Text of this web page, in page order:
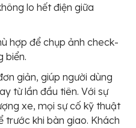
lo hết điện giữa
hợp để chụp ảnh check-
biển.
giản, giúp người dùng
từ lần đầu tiên. Với sự
xe, mọi sự cố kỹ thuật
trước khi bàn giao. Khách